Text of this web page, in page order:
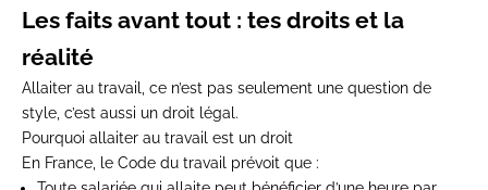
Les faits avant tout : tes droits et la
réalité
Allaiter au travail, ce n’est pas seulement une question de
style, c’est aussi un droit légal .
Pourquoi allaiter au travail est un droit
En France, le Code du travail
prévoit que :